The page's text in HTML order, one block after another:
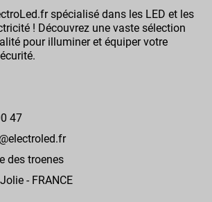
spécialisé dans les LED et les
! Découvrez une vaste sélection
pour illuminer et équiper votre
47
des troenes
- FRANCE